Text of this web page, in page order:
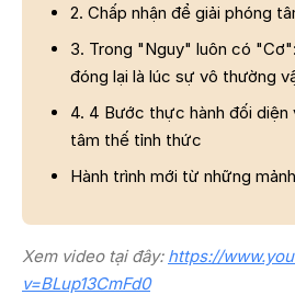
2. Chấp nhận để giải phóng
3. Trong "Nguy" luôn có
đóng lại là lúc sự vô thường
4. 4 Bước thực hành đối diện
tâm thế tỉnh thức
Hành trình mới từ những
Xem video tại đây: https://
v=BLup13CmFd0